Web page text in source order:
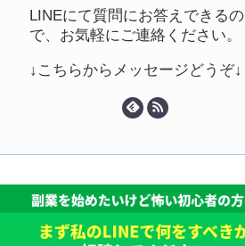
LINEにて質問にお答えできるの
で、お気軽にご連絡ください。
↓こちらからメッセージどうぞ↓